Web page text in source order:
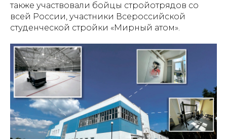
также участвовали бойцы стройотрядов со
всей России, участники Всероссийской
студенческой стройки «Мирный атом».